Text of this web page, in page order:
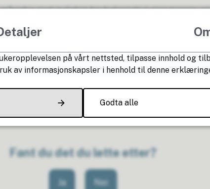
med mulighet for forlengelse), men trenger
§30
jfr. Barnehageloven §27 (Nivå A2 og B)
Fant du det du lette etter?
Ja Nei
på vårt nettsted, tilpasse innhold og
av informasjonskapsler i henhold til denne
Godta alle